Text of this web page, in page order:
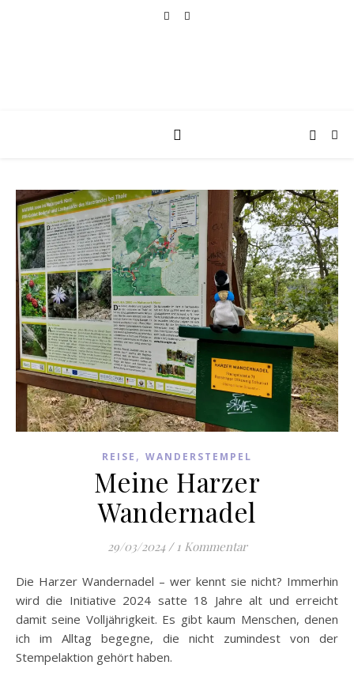
REISE , WANDERSTEMPEL
Meine Harzer
Wandernadel
29/03/2024 / 1 Kommentar
Die Harzer Wandernadel – wer kennt sie nicht? Immerhin
wird die Initiative 2024 satte 18 Jahre alt und erreicht
damit seine Volljährigkeit. Es gibt kaum Menschen, denen
ich im Alltag begegne, die nicht zumindest von der
Stempelaktion gehört haben.